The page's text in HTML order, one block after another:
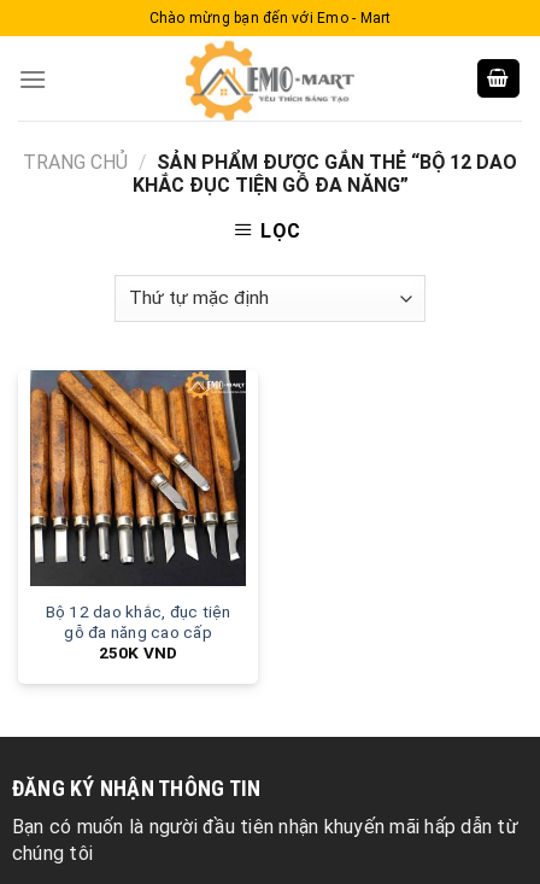
to
Chào mừng bạn đến với Emo - Mart
TRANG CHỦ / SẢN PHẨM ĐƯỢC GẮN THẺ “BỘ 12 DAO
KHẮC ĐỤC TIỆN GỖ ĐA NĂNG”
LỌC
Bộ 12 dao khắc, đục tiện
gỗ đa năng cao cấp
250K VND
ĐĂNG KÝ NHẬN THÔNG TIN
Bạn có muốn là người đầu tiên nhận khuyến mãi hấp dẫn từ
chúng tôi